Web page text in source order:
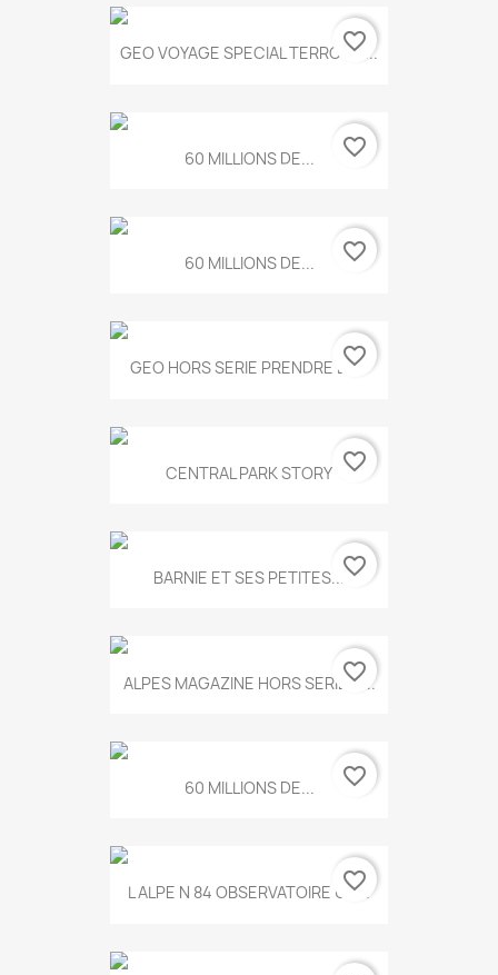
GEO VOYAGE SPECIAL TERROIRS...
favorite_border
60 MILLIONS DE... favorite_border
60 MILLIONS DE... favorite_border
GEO HORS SERIE PRENDRE LE...
favorite_border
CENTRAL PARK STORY favorite_border
BARNIE ET SES PETITES...favorite_border
ALPES MAGAZINE HORS SERIE N...
favorite_border
60 MILLIONS DE... favorite_border
L ALPE N 84 OBSERVATOIRE UN...
favorite_border